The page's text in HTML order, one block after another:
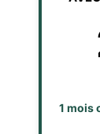
1 mois